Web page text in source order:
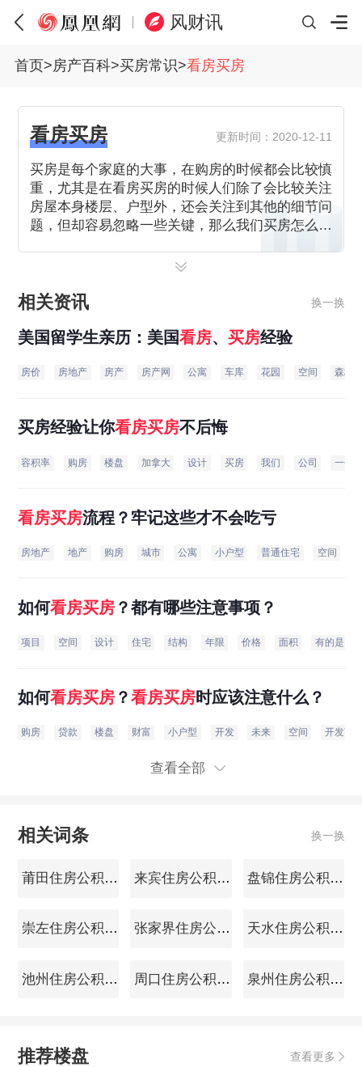
风财讯
首页>房产百科>买房常识>看房买房
看房买房 更新时间：2020-12-11
买房是每个家庭的大事，在购房的时候都会比较慎
重，尤其是在看房买房的时候人们除了会比较关注
房屋本身楼层、户型外，还会关注到其他的细节问
题，但却容易忽略一些关键，那么我们买房怎么看
相关资讯 换一换
美国留学生亲历：美国看房、 买房经验
房价 房地产 房产 房产网 公寓 车库 花园 空间 森林
买房经验让你看房买房不后悔
容积率 购房 楼盘 加拿大 设计 买房 我们 公司 一个
看房买房流程？牢记这些才不会吃亏
房地产 地产 购房 城市 公寓 小户型 普通住宅 空间
如何看房买房？都有哪些注意事项？
项目 空间 设计 住宅 结构 年限 价格 面积 有的是
如何看房买房？看房买房时应该注意什么？
购房 贷款 楼盘 财富 小户型 开发 未来 空间 开发商
查看全部
相关词条 换一换
莆田住房公积金查询 来宾住房公积金查询 盘锦住房公积金查询
崇左住房公积金查询 张家界住房公积金查询 天水住房公积金查询
池州住房公积金查询 周口住房公积金查询 泉州住房公积金查询
推荐楼盘 查看更多